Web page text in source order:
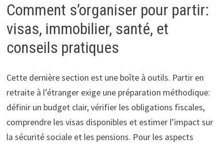
Comment s’organiser pour partir:
visas, immobilier, santé, et
conseils pratiques
Cette dernière section est une boîte à outils. Partir en
retraite à l’étranger exige une préparation méthodique:
définir un budget clair, vérifier les obligations fiscales,
comprendre les visas disponibles et estimer l’impact sur
la sécurité sociale et les pensions. Pour les aspects